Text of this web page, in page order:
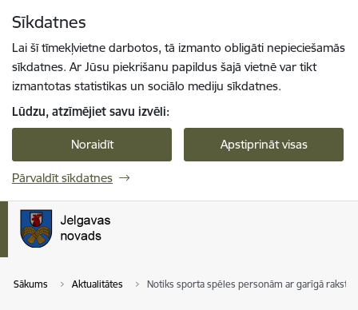
Sīkdatnes
Lai šī tīmekļvietne darbotos, tā izmanto obligāti nepieciešamās
sīkdatnes. Ar Jūsu piekrišanu papildus šajā vietnē var tikt
izmantotas statistikas un sociālo mediju sīkdatnes.
Lūdzu, atzīmējiet savu izvēli:
Noraidīt Apstiprināt visas
Pārvaldīt sīkdatnes
Sākums Aktualitātes Notiks sporta spēles personām ar garīgā